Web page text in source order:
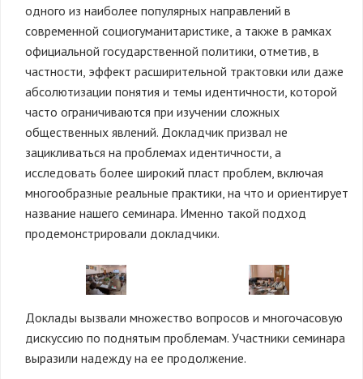
одного из наиболее популярных направлений в
современной социогуманитаристике, а также в рамках
официальной государственной политики, отметив, в
частности, эффект расширительной трактовки или даже
абсолютизации понятия и темы идентичности, которой
часто ограничиваются при изучении сложных
общественных явлений. Докладчик призвал не
зацикливаться на проблемах идентичности, а
исследовать более широкий пласт проблем, включая
многообразные реальные практики, на что и ориентирует
название нашего семинара. Именно такой подход
продемонстрировали докладчики.
Доклады вызвали множество вопросов и многочасовую
дискуссию по поднятым проблемам. Участники семинара
выразили надежду на ее продолжение.